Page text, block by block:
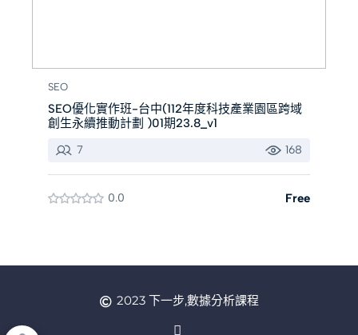
SEO
SEO優化實作班-台中(112年度科技產業園區跨域
創生永續推動計劃 )01期23.8_v1
7 168
0.0 Free
2023 下一步,數據分析課程